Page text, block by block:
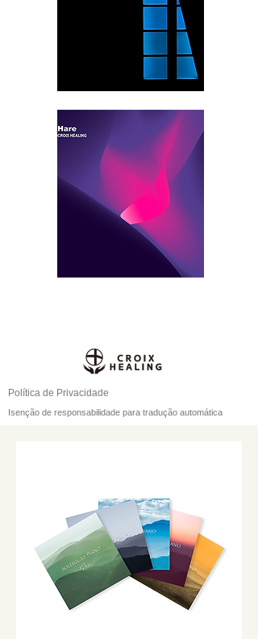
Política de Privacidade
Isenção de responsabilidade para tradução automática